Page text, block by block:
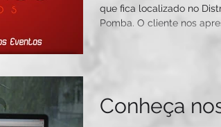
que fica localizado no Distrito Industrial de Rio
Pomba. O cliente nos
Conheça